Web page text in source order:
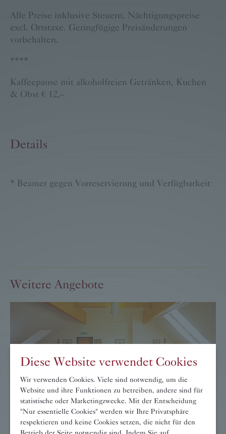
Alle Preise inklusive Steuern, Nächtigungspreise
excl. Ortstaxe. Geringfügige Preisänderungen
vorbehalten.
****
Kaffeepause mit alkoholfreien Getränken, Kuchen
& Obst € 12,–
Details
* Beamer gegen Vorreservierung und Verfügbarkeit
Weitere Angebote
Diese Website verwendet Cookies
Wir verwenden Cookies. Viele sind notwendig, um die
Website und ihre Funktionen zu betreiben, andere sind für
statistische oder Marketingzwecke. Mit der Entscheidung
"Nur essentielle Cookies" werden wir Ihre Privatsphäre
respektieren und keine Cookies setzen, die nicht für den